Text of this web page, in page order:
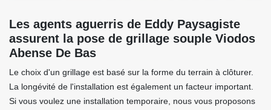
Les agents aguerris de Eddy Paysagiste
assurent la pose de grillage souple Viodos
Abense De Bas
Le choix d'un grillage est basé sur la forme du terrain à clôturer.
La longévité de l'installation est également un facteur important.
Si vous voulez une installation temporaire, nous vous proposons